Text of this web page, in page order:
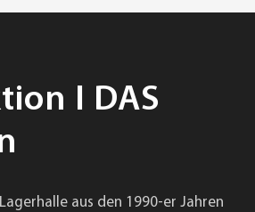
I DAS
aus den 1990-er Jahren